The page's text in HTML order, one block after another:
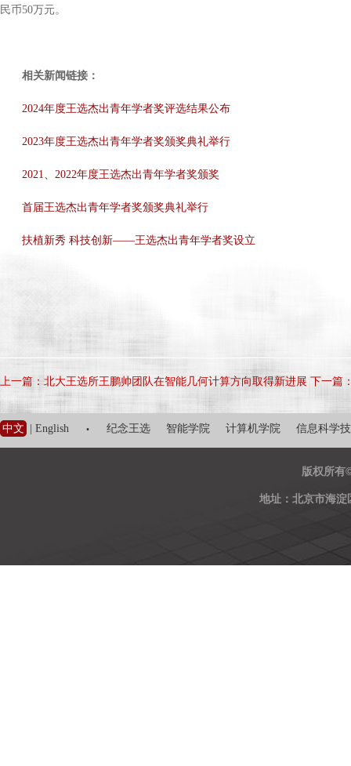
民币50万元。
相关新闻链接：
2024年度王选杰出青年学者奖评选结果公布
2023年度王选杰出青年学者奖颁奖典礼举行
2021、2022年度王选杰出青年学者奖颁奖
首届王选杰出青年学者奖颁奖典礼举行
扶植新秀 科技创新——王选杰出青年学者奖设立
上一篇：北大王选所王鹏帅团队在智能几何计算方向取得新进展 下一篇
中文 | English · 纪念王选 智能学院 计算机学院 信息科学
版权所有
地址：北京市海